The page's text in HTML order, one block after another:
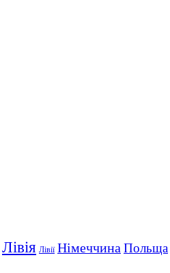
Лівія Лівії Німеччина Польща